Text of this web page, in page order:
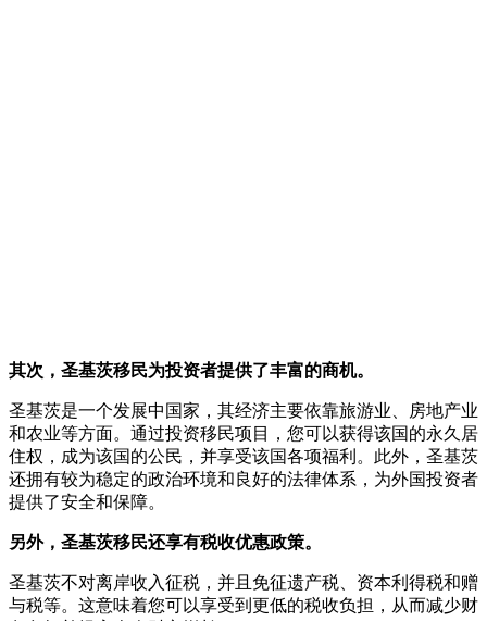
其次，圣基茨移民为投资者提供了丰富的商机。
圣基茨是一个发展中国家，其经济主要依靠旅游业、房地产业
和农业等方面。通过投资移民项目，您可以获得该国的永久居
住权，成为该国的公民，并享受该国各项福利。此外，圣基茨
还拥有较为稳定的政治环境和良好的法律体系，为外国投资者
提供了安全和保障。
另外，圣基茨移民还享有税收优惠政策。
圣基茨不对离岸收入征税，并且免征遗产税、资本利得税和赠
与税等。这意味着您可以享受到更低的税收负担，从而减少财